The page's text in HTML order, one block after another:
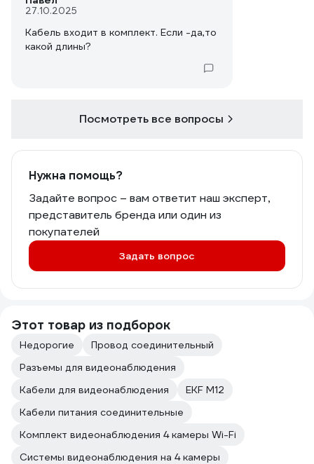
27.10.2025
Кабель входит в комплект. Если -да,то
какой длины?
Посмотреть все вопросы
Нужна помощь?
Задайте вопрос – вам ответит наш эксперт,
представитель бренда или один из
покупателей
Задать вопрос
Этот товар из подборок
Недорогие
Провод соединительный
Разъемы для видеонаблюдения
Кабели для видеонаблюдения
EKF М12
Кабели питания соединительные
Комплект видеонаблюдения 4 камеры Wi-Fi
Системы видеонаблюдения на 4 камеры